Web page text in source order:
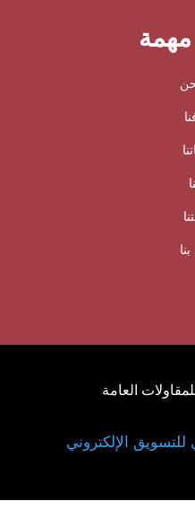
العامة
للتسويق الإلكتروني